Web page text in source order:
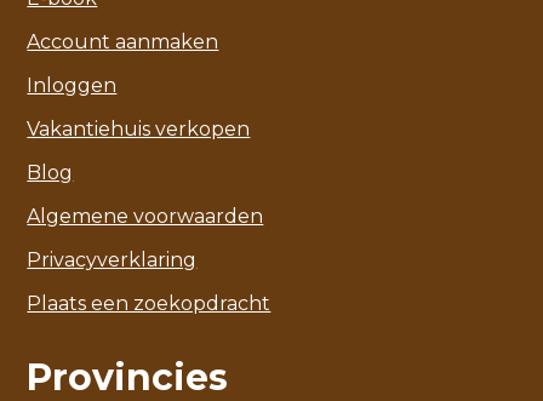
Account aanmaken
Inloggen
Vakantiehuis verkopen
Blog
Algemene voorwaarden
Privacyverklaring
Plaats een zoekopdracht
Provincies